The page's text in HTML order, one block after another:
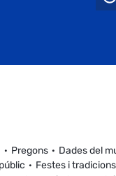
Pregons Dades del
Festes i tradicions